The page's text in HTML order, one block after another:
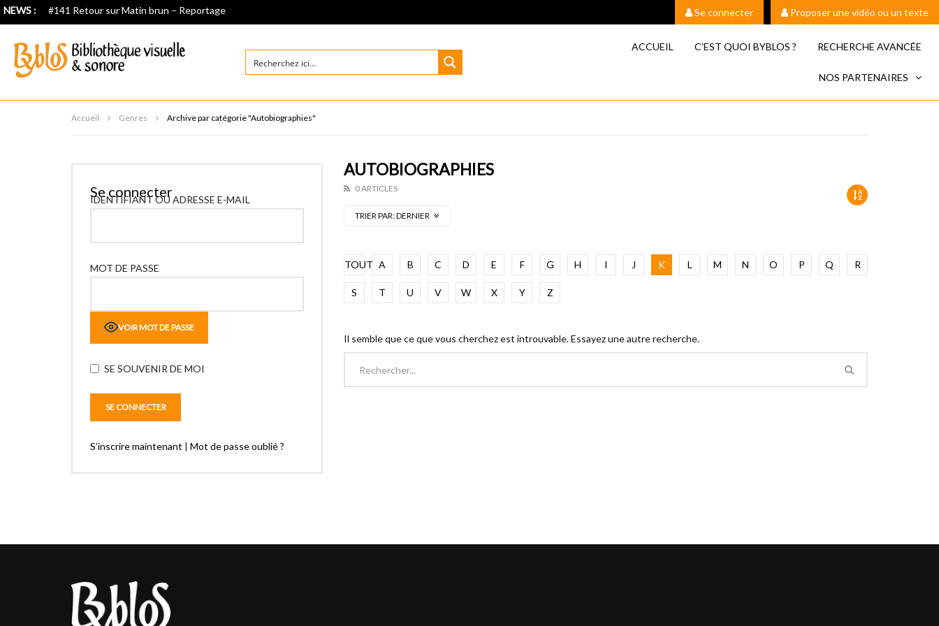
NEWS : #141 Retour sur Matin brun – Reportage Se connecter Proposer une vidéo ou un texte
ACCUEIL C’EST QUOI BYBLOS ? RECHERCHE AVANCÉE
NOS PARTENAIRES
Accueil Genres Archive par catégorie "Autobiographies"
AUTOBIOGRAPHIES
0 ARTICLES
TRIER PAR:DERNIER
TOUT A B C D E F G H I J K L M N O P Q R
S T U V W X Y Z
Il semble que ce que vous cherchez est introuvable. Essayez une autre recherche.
Se connecter
IDENTIFIANT OU ADRESSE E-MAIL
MOT DE PASSE
VOIR MOT DE PASSE
SE SOUVENIR DE MOI
S’inscrire maintenant | Mot de passe oublié ?